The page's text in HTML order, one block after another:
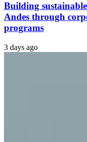
Building
Andes through
programs
3 days ago